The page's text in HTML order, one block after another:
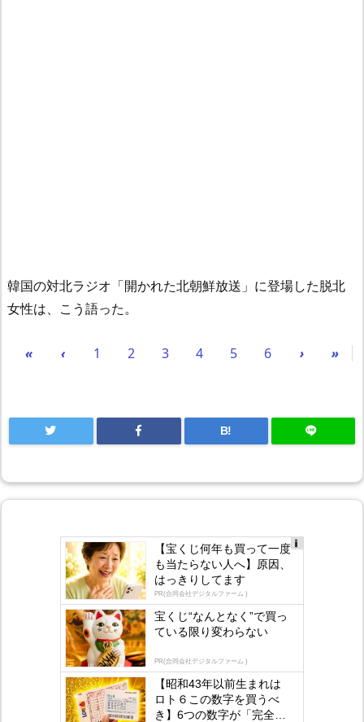
韓国の対北ラジオ「開かれた北朝鮮放送」に登場した脱北
女性は、こう語った。
« ‹ 1 2 3 4 5 6 › »
B!
gly
【宝くじ何年も買って一度
も当たらない人へ】原因、
はっきりしてます
PR(合同会社デジタルファーム )
宝くじ“なんとなく”で買っ
ている限り変わらない
PR(合同会社デジタルファーム )
【昭和43年以前生まれは
ロト６この数字を買うべ
き】6つの数字が「完全一